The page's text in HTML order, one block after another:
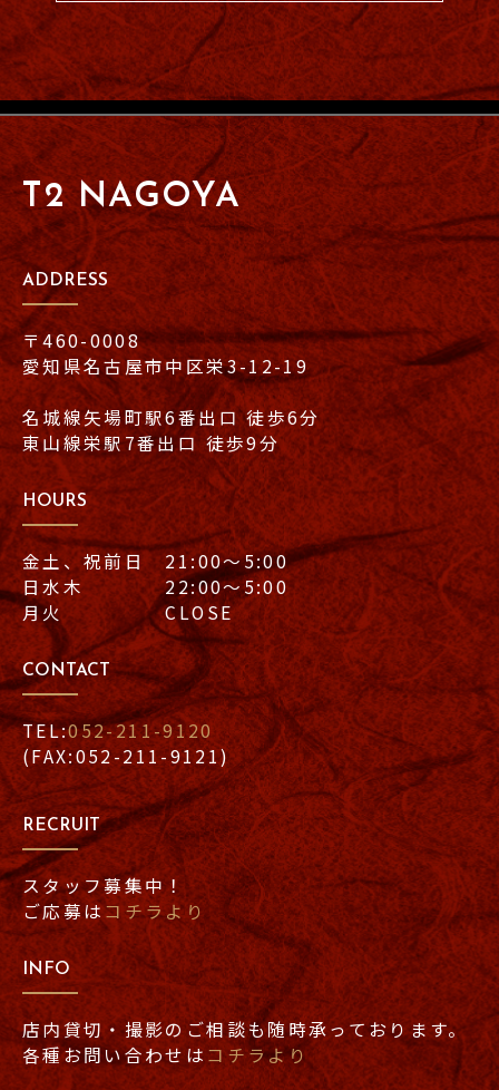
T2 NAGOYA
ADDRESS
〒460-0008
愛知県名古屋市中区栄3-12-19
名城線矢場町駅6番出口 徒歩6分
東山線栄駅7番出口 徒歩9分
HOURS
金土、祝前日 21:00〜5:00
日水木 22:00〜5:00
月火 CLOSE
CONTACT
TEL:052-211-9120
(FAX:052-211-9121)
RECRUIT
スタッフ募集中！
ご応募はコチラより
INFO
店内貸切・撮影のご相談も随時承っております。
各種お問い合わせはコチラより